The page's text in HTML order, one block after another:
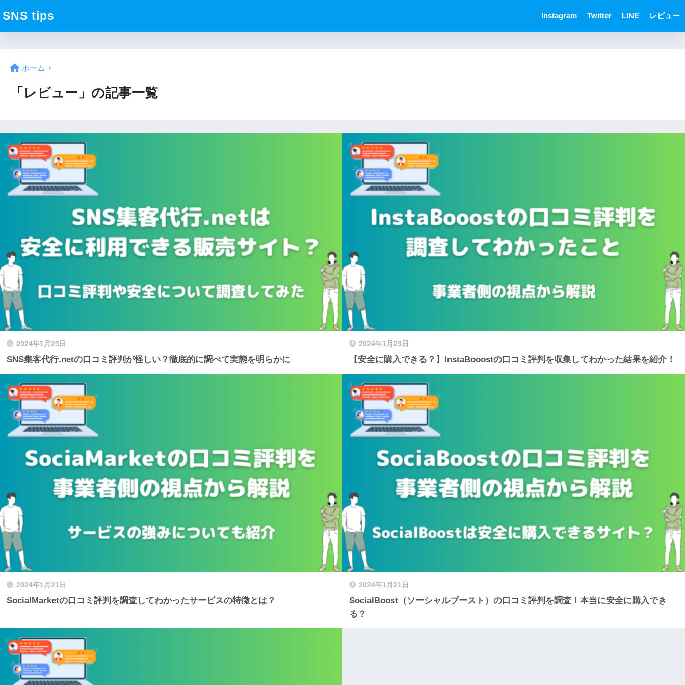
SNS tips Instagram Twitter LINE レビュー
ホーム
「レビュー」の記事一覧
2024年1月23日
SNS集客代行.netの口コミ評判が怪しい？徹底的に調べて実態を明らかに
2024年1月23日
【安全に購入できる？】InstaBooostの口コミ評判を収集してわかった結果を紹介！
2024年1月21日
SocialMarketの口コミ評判を調査してわかったサービスの特徴とは？
2024年1月21日
SocialBoost（ソーシャルブースト）の口コミ評判を調査！本当に安全に購入でき
る？